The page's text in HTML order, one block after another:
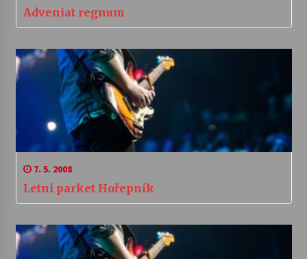
Adveniat regnum
7. 5. 2008
Letní parket Hořepník